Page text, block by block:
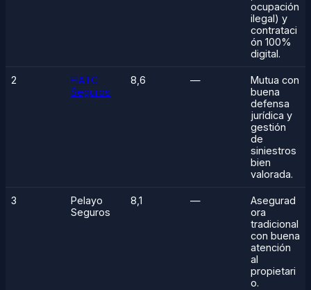
ocupación
ilegal) y
contrataci
ón 100%
digital.
2
FIATC
Seguros
8,6 —
Mutua con
buena
defensa
jurídica y
gestión
de
siniestros
bien
valorada.
3
Pelayo
Seguros
8,1 —
Asegurad
ora
tradicional
con buena
atención
al
propietari
o.